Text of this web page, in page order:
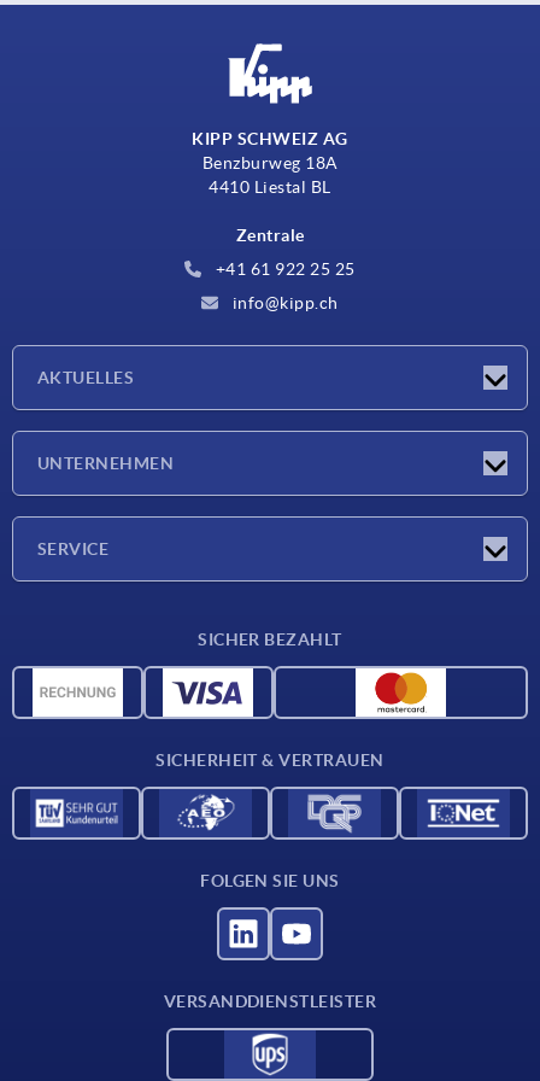
KIPP SCHWEIZ AG
Benzburweg 18A
4410 Liestal BL
Zentrale
+41 61 922 25 25
info@kipp.ch
AKTUELLES
UNTERNEHMEN
SERVICE
CAD-Daten
SICHER BEZAHLT
SICHERHEIT & VERTRAUEN
FOLGEN SIE UNS
VERSANDDIENSTLEISTER